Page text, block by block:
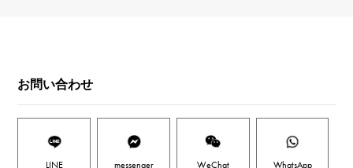
お問い合わせ
LINE messenger WeChat WhatsApp